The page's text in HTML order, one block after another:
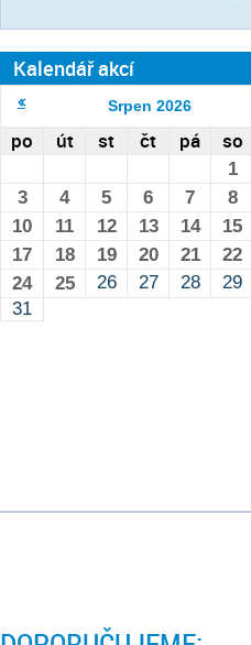
Kalendář akcí
Srpen 2026
po út st čt pá so
1
3
4 5 6 7 8
10
11 12 13 14 15
17
18 19 20 21 22
24
25 26 27 28 29
31